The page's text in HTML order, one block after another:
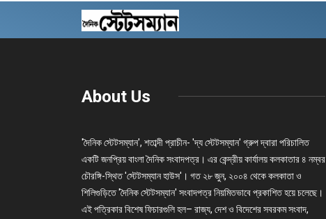
About Us
'দৈনিক স্টেটসম্যান', শতাব্দী প্রাচীন- 'দ্য স্টেটসম্যান' গ্রুপ দ্বারা পরিচালিত
একটি জনপ্রিয় বাংলা দৈনিক সংবাদপত্র। এর কেন্দ্রীয় কার্যালয় কলকাতার ৪ নম্বর
চৌরঙ্গি-স্থিত 'স্টেটসম্যান হাউস'। গত ২৮ জুন, ২০০৪ থেকে কলকাতা ও
শিলিগুড়িতে 'দৈনিক স্টেটসম্যান' সংবাদপত্র নিয়মিতভাবে প্রকাশিত হয়ে চলেছে।
এই পত্রিকার বিশেষ ফিচারগুলি হল– রাজ্য, দেশ ও বিদেশের সবরকম সংবাদ,